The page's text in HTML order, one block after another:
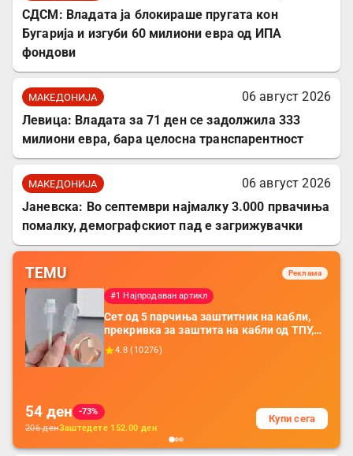
СДСМ: Владата ја блокираше пругата кон
Бугарија и изгуби 60 милиони евра од ИПА
фондови
МАКЕДОНИЈА
06 август 2026
Левица: Владата за 71 ден се задолжила 333
милиони евра, бара целосна транспарентност
МАКЕДОНИЈА
06 август 2026
Јаневска: Во септември најмалку 3.000 првачиња
помалку, демографскиот пад е загрижувачки
TEMU Реклама
#1 Најпродаван артикл
Сет од 5 парчиња заштитник на кабли,
прекривка за заштита на кабли од ТПУ,
додатоци за заштита на кабли, без
батерија, за мобилни телефони, комплет
4.8 ( 10276)
54 ден
-73%
206денЗаштедете 152.00 ден
Купи сега